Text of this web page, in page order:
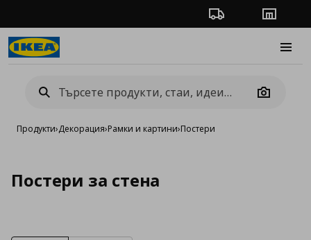
Проследяване на
Camera
Продукти›Декорация›Рамки и картини›Постери
Постери за стена